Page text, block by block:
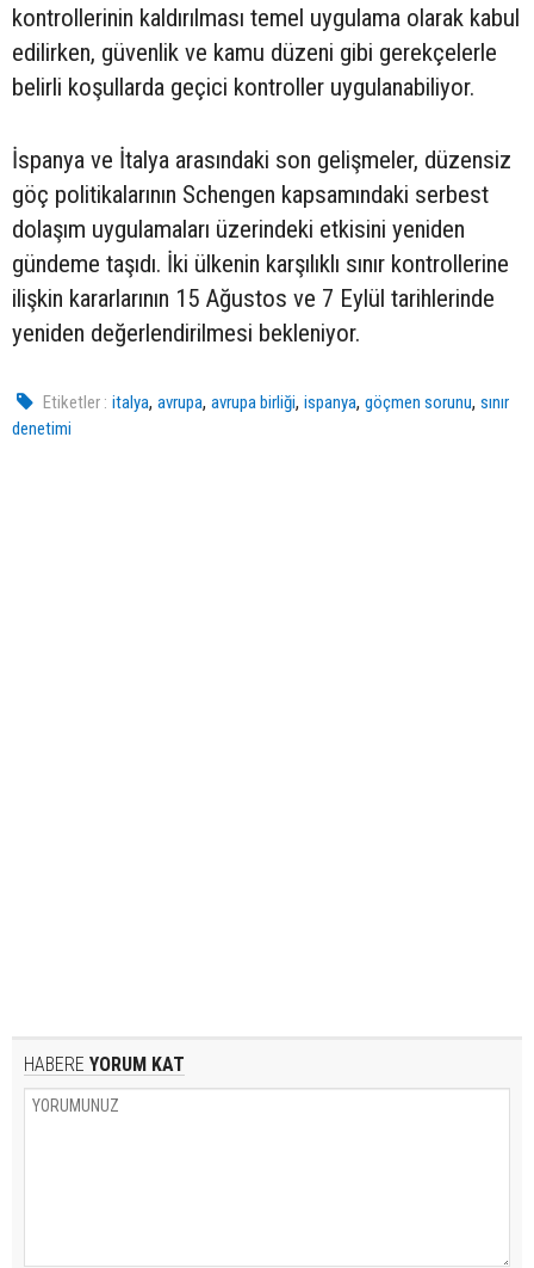
kontrollerinin kaldırılması temel uygulama olarak kabul
edilirken, güvenlik ve kamu düzeni gibi gerekçelerle
belirli koşullarda geçici kontroller uygulanabiliyor.
İspanya ve İtalya arasındaki son gelişmeler, düzensiz
göç politikalarının Schengen kapsamındaki serbest
dolaşım uygulamaları üzerindeki etkisini yeniden
gündeme taşıdı. İki ülkenin karşılıklı sınır kontrollerine
ilişkin kararlarının 15 Ağustos ve 7 Eylül tarihlerinde
yeniden değerlendirilmesi bekleniyor.
Etiketler : italya,avrupa,avrupa birliği,ispanya,göçmen sorunu,sınır
denetimi
HABERE YORUM KAT